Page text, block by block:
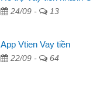
24/09 - 13
App Vtien Vay tiền
22/09 - 64